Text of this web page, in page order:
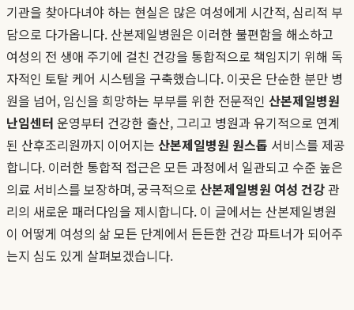
기관을 찾아다녀야 하는 현실은 많은 여성에게 시간적, 심리적 부
담으로 다가옵니다. 산본제일병원은 이러한 불편함을 해소하고
여성의 전 생애 주기에 걸친 건강을 통합적으로 책임지기 위해 독
자적인 토탈 케어 시스템을 구축했습니다. 이곳은 단순한 분만 병
원을 넘어, 임신을 희망하는 부부를 위한 전문적인 산본제일병원
난임센터 운영부터 건강한 출산, 그리고 병원과 유기적으로 연계
된 산후조리원까지 이어지는 산본제일병원 원스톱 서비스를 제공
합니다. 이러한 통합적 접근은 모든 과정에서 일관되고 수준 높은
의료 서비스를 보장하며, 궁극적으로 산본제일병원 여성 건강관
리의 새로운 패러다임을 제시합니다. 이 글에서는 산본제일병원
이 어떻게 여성의 삶 모든 단계에서 든든한 건강 파트너가 되어주
는지 심도 있게 살펴보겠습니다.